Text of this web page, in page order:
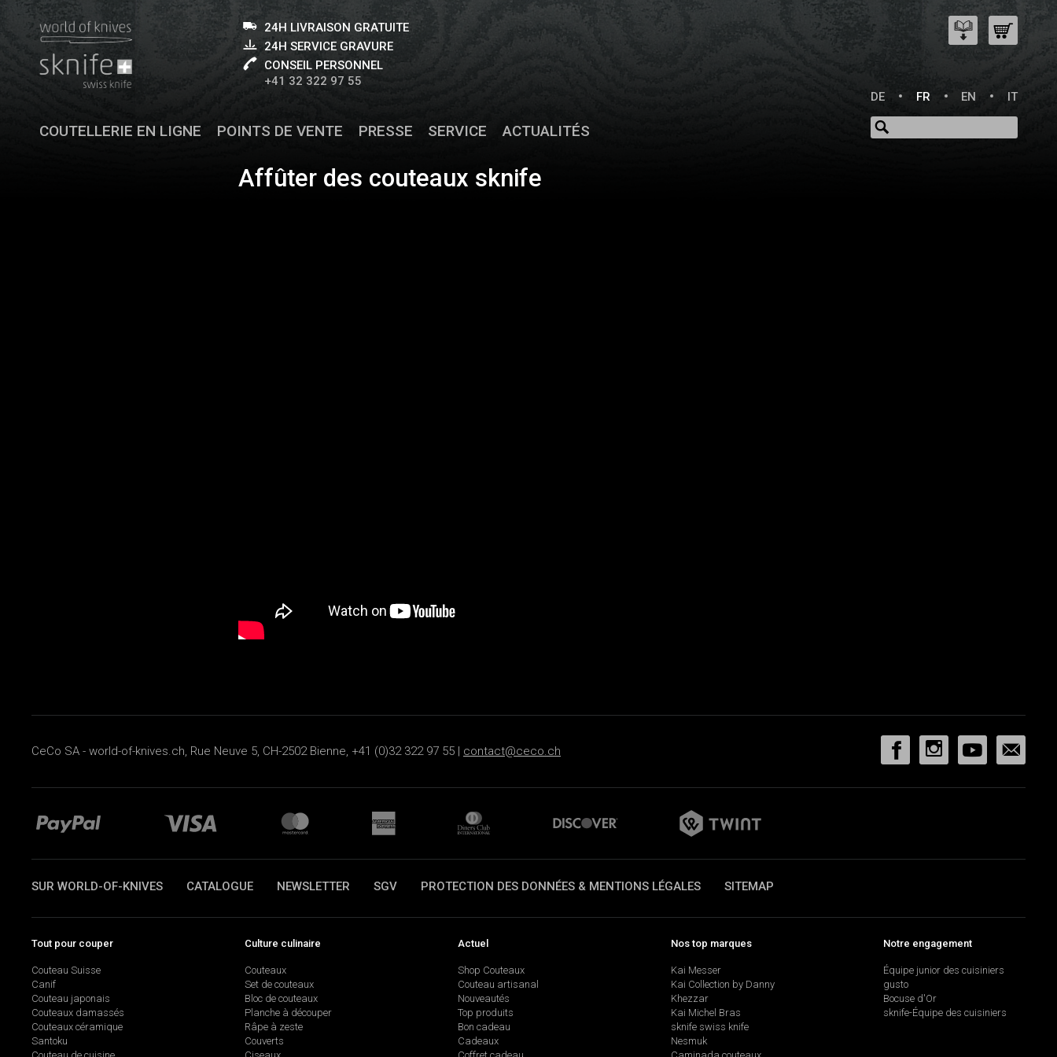
24H LIVRAISON GRATUITE
24H SERVICE GRAVURE
CONSEIL PERSONNEL
+41 32 322 97 55
DE
FR EN IT
COUTELLERIE EN LIGNE POINTS DE VENTE PRESSE SERVICE ACTUALITÉS
Affûter des couteaux sknife
CeCo SA - world-of-knives.ch, Rue Neuve 5, CH-2502 Bienne, +41 (0)32 322 97 55 | contact@ceco.ch
SUR WORLD-OF-KNIVES CATALOGUE NEWSLETTER SGV PROTECTION DES DONNÉES & MENTIONS LÉGALES SITEMAP
Tout pour couper
Couteau Suisse
Canif
Couteau japonais
Couteaux damassés
Couteaux céramique
Santoku
Culture culinaire
Couteaux
Set de couteaux
Bloc de couteaux
Planche à découper
Râpe à zeste
Couverts
Actuel
Shop Couteaux
Couteau artisanal
Nouveautés
Top produits
Bon cadeau
Cadeaux
Nos top marques
Kai Messer
Kai Collection by Danny
Khezzar
Kai Michel Bras
sknife swiss knife
Nesmuk
Notre engagement
Équipe junior des cuisiniers
gusto
Bocuse d'Or
sknife-Équipe des cuisiniers